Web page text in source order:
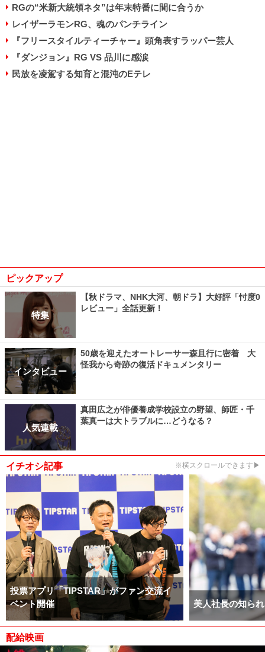
RGの“米新大統領ネタ”は年末特番に間に合うか
レイザーラモンRG、魂のパンチライン
『フリースタイルティーチャー』頭角表すラッパー芸人
『ダンジョン』RG VS 品川に感涙
民放を凌駕する知育と混沌のEテレ
ピックアップ
特集
【秋ドラマ、NHK大河、朝ドラ】大好評「忖度0
レビュー」全話更新！
インタビュー
50歳を迎えたオートレーサー森且行に密着 大
怪我から奇跡の復活ドキュメンタリー
人気連載
真田広之が俳優養成学校設立の野望、師匠・千
葉真一は大トラブルに…どうなる？
イチオシ記事 ※横スクロールできます▶
投票アプリ「TIPSTAR」がファン交流イ
ベント開催
美人社長の知ら
配給映画